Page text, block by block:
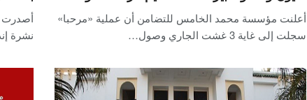
أعلنت مؤسسة محمد الخامس للتضامن أن عملية «مرحبا»
سجلت إلى غاية 3 غشت الجاري وصول…
أصدرت
نشرة